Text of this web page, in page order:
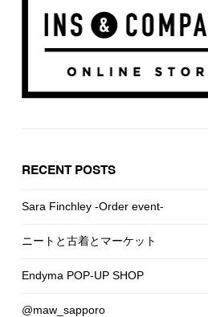
RECENT POSTS
Sara Finchley -Order event-
ニートと古着とマーケット
Endyma POP-UP SHOP
@maw_sapporo